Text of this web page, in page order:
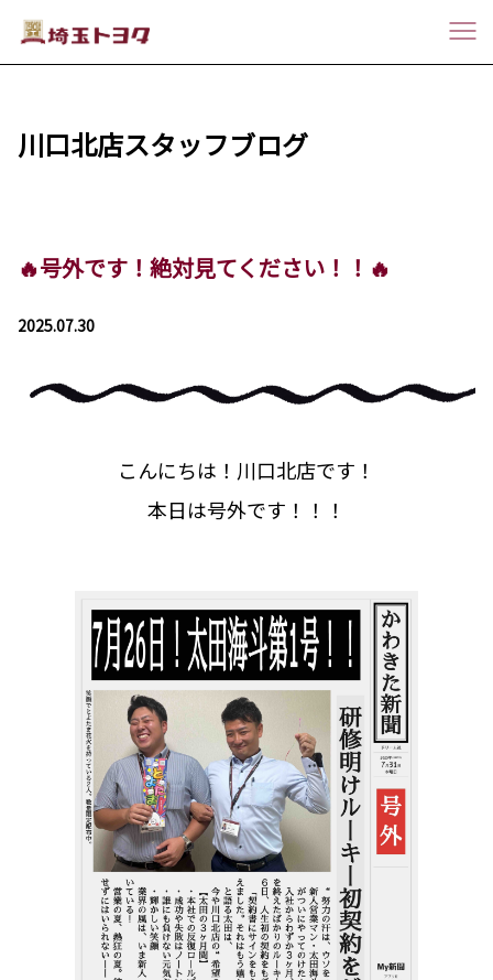
川口北店スタッフブログ
🔥号外です！絶対見てください！！🔥
2025.07.30
こんにちは！川口北店です！
本日は号外です！！！